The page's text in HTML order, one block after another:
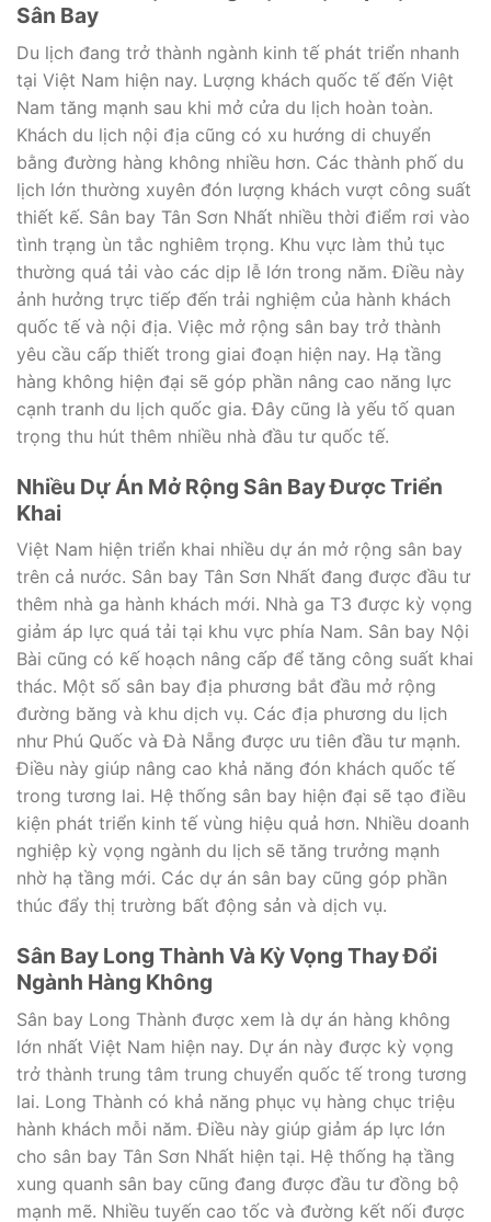
Sân Bay
Du lịch đang trở thành ngành kinh tế phát triển nhanh
tại Việt Nam hiện nay. Lượng khách quốc tế đến Việt
Nam tăng mạnh sau khi mở cửa du lịch hoàn toàn.
Khách du lịch nội địa cũng có xu hướng di chuyển
bằng đường hàng không nhiều hơn. Các thành phố du
lịch lớn thường xuyên đón lượng khách vượt công suất
thiết kế. Sân bay Tân Sơn Nhất nhiều thời điểm rơi vào
tình trạng ùn tắc nghiêm trọng. Khu vực làm thủ tục
thường quá tải vào các dịp lễ lớn trong năm. Điều này
ảnh hưởng trực tiếp đến trải nghiệm của hành khách
quốc tế và nội địa. Việc mở rộng sân bay trở thành
yêu cầu cấp thiết trong giai đoạn hiện nay. Hạ tầng
hàng không hiện đại sẽ góp phần nâng cao năng lực
cạnh tranh du lịch quốc gia. Đây cũng là yếu tố quan
trọng thu hút thêm nhiều nhà đầu tư quốc tế.
Nhiều Dự Án Mở Rộng Sân Bay Được Triển
Khai
Việt Nam hiện triển khai nhiều dự án mở rộng sân bay
trên cả nước. Sân bay Tân Sơn Nhất đang được đầu tư
thêm nhà ga hành khách mới. Nhà ga T3 được kỳ vọng
giảm áp lực quá tải tại khu vực phía Nam. Sân bay Nội
Bài cũng có kế hoạch nâng cấp để tăng công suất khai
thác. Một số sân bay địa phương bắt đầu mở rộng
đường băng và khu dịch vụ. Các địa phương du lịch
như Phú Quốc và Đà Nẵng được ưu tiên đầu tư mạnh.
Điều này giúp nâng cao khả năng đón khách quốc tế
trong tương lai. Hệ thống sân bay hiện đại sẽ tạo điều
kiện phát triển kinh tế vùng hiệu quả hơn. Nhiều doanh
nghiệp kỳ vọng ngành du lịch sẽ tăng trưởng mạnh
nhờ hạ tầng mới. Các dự án sân bay cũng góp phần
thúc đẩy thị trường bất động sản và dịch vụ.
Sân Bay Long Thành Và Kỳ Vọng Thay Đổi
Ngành Hàng Không
Sân bay Long Thành được xem là dự án hàng không
lớn nhất Việt Nam hiện nay. Dự án này được kỳ vọng
trở thành trung tâm trung chuyển quốc tế trong tương
lai. Long Thành có khả năng phục vụ hàng chục triệu
hành khách mỗi năm. Điều này giúp giảm áp lực lớn
cho sân bay Tân Sơn Nhất hiện tại. Hệ thống hạ tầng
xung quanh sân bay cũng đang được đầu tư đồng bộ
mạnh mẽ. Nhiều tuyến cao tốc và đường kết nối được